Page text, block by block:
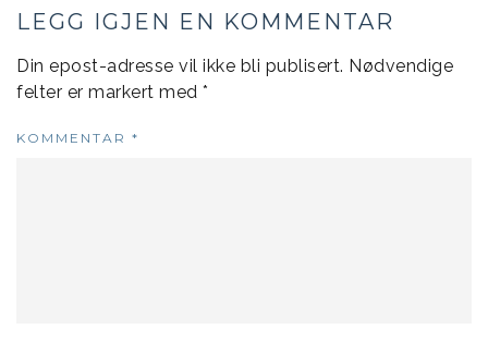
LEGG IGJEN EN KOMMENTAR
Din epost-adresse vil ikke bli publisert. Nødvendige
felter er markert med *
KOMMENTAR *